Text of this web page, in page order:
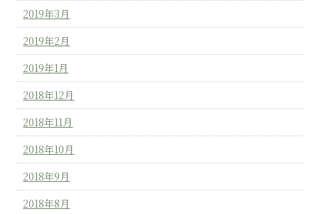
2019年3月
2019年2月
2019年1月
2018年12月
2018年11月
2018年10月
2018年9月
2018年8月